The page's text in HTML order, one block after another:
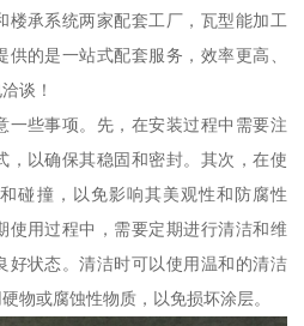
楼承系统两家配套工厂，瓦型能加工
的是一站式配套服务，效率更高、
谈！
一些事项。先，在安装过程中需要注
，以确保其稳固和密封。其次，在使
碰撞，以免影响其美观性和防腐性
使用过程中，需要定期进行清洁和维
好状态。清洁时可以使用温和的清洁
物或腐蚀性物质，以免损坏涂层。